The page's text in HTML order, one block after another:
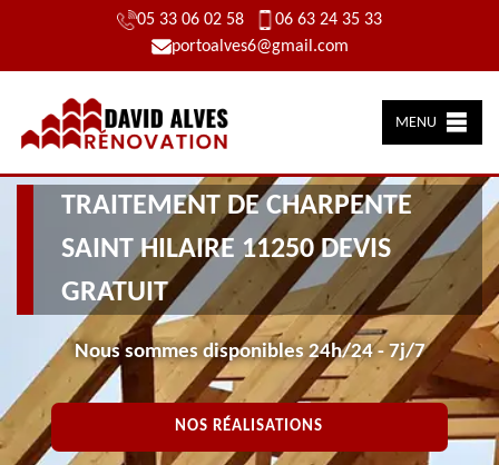
05 33 06 02 58
06 63 24 35 33
portoalves6@gmail.com
MENU
TRAITEMENT DE CHARPENTE
SAINT HILAIRE 11250 DEVIS
GRATUIT
Nous sommes disponibles 24h/24 - 7j/7
NOS RÉALISATIONS